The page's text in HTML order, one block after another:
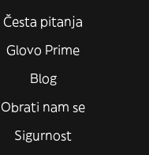
Česta pitanja
Glovo Prime
Blog
Obrati nam se
Sigurnost